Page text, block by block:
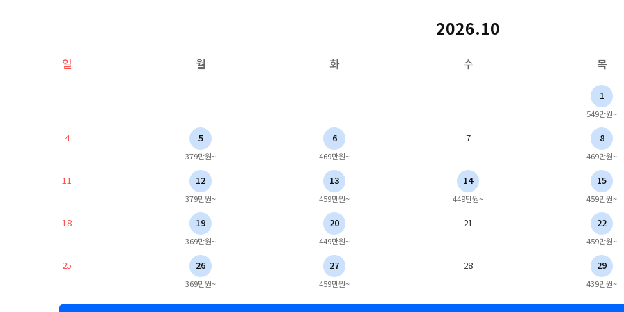
2026.10
일 월 화 수 목
1
549만원~
4 5
379만원~
6
469만원~
7 8
469만원~
11 12
379만원~
13
459만원~
14
449만원~
15
459만원~
18 19
369만원~
20
449만원~
21 22
459만원~
25 26
369만원~
27
459만원~
28 29
439만원~